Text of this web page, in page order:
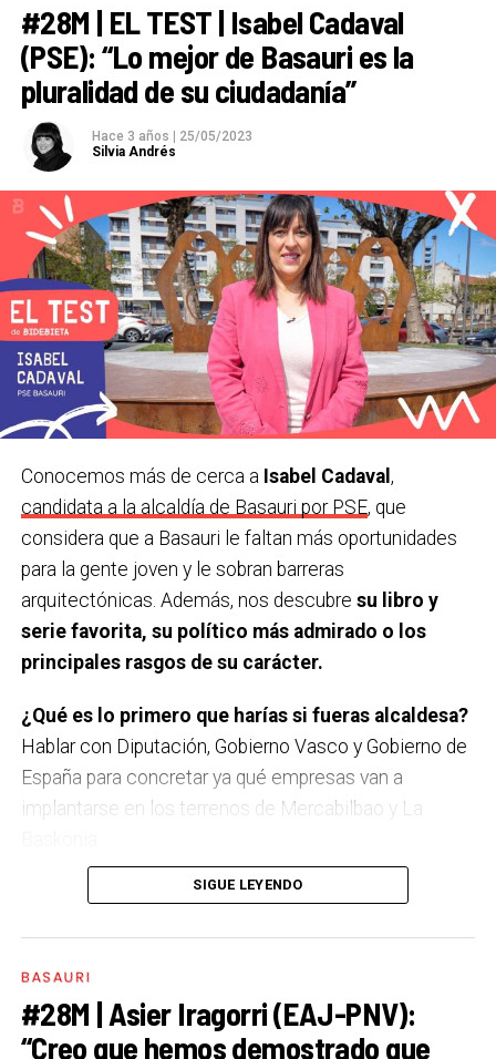
A Basauri le falta… Aparcamiento.
A Basauri le sobra… Cuestas.
¿Lo mejor de Basauri?
Unrincónque visitar en Basauri.Finaga.
Un libro.‘Palabra de Iñaki’, de Iñaki Anasagasti e Iñaki
Errazkin.
Una película.‘20.000 especies de abejas’. Muy
recomendable.
Una canción o grupo.‘Aske maitte’, de Gatibu.
Una serie. Gambito de dama.
¿Último viaje que has hecho y cuál te gustaría
hacer?Estuvimos en Sevilla y Córdoba. Me gustaría ir
a Escocia.
Último teatro, espectáculo, concierto… que has
recomendable.
¿Una figura histórica a las que admires? Nelson
Mandela por su lucha por su tierra y su gente.
Aitor Esteban. Me parece una persona muy seria, que
¿Cual es tu posesión más preciada?
mujer y mis hijos.
#28M | EL TEST | Isabel Cadaval
(PSE): “Lo mejor de Basauri es la
pluralidad de su ciudadanía”
Hace 3 años | 25/05/2023
Silvia Andrés
Conocemos más de cerca a Isabel Cadaval ,
candidata a la alcaldía de Basauri por PSE, que
considera que a Basauri le faltan más oportunidades
para la gente joven y le sobran barreras
arquitectónicas. Además, nos descubre su libro y
serie favorita, su político más admirado o los
principales rasgos de su carácter.
¿Qué es lo primero que harías si fueras alcaldesa?
Hablar con Diputación, Gobierno Vasco y Gobierno de
España para concretar ya qué empresas van a
implantarse en los terrenos de Mercabilbao y La
Más oportunidades para la gente
A Basauri le sobra…
¿Lo mejor de Basauri?La pluralidad de su ciudadanía.
SIGUE LEYENDO
BASAURI
#28M | Asier Iragorri (EAJ-PNV):
“Creo que hemos demostrado que